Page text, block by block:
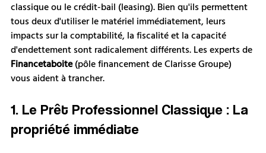
classique ou le crédit-bail (leasing). Bien qu'ils permettent
tous deux d'utiliser le matériel immédiatement, leurs
impacts sur la comptabilité, la fiscalité et la capacité
d'endettement sont radicalement différents. Les experts de
Financetaboite (pôle financement de Clarisse Groupe)
vous aident à trancher.
1. Le Prêt Professionnel Classique : La
propriété immédiate